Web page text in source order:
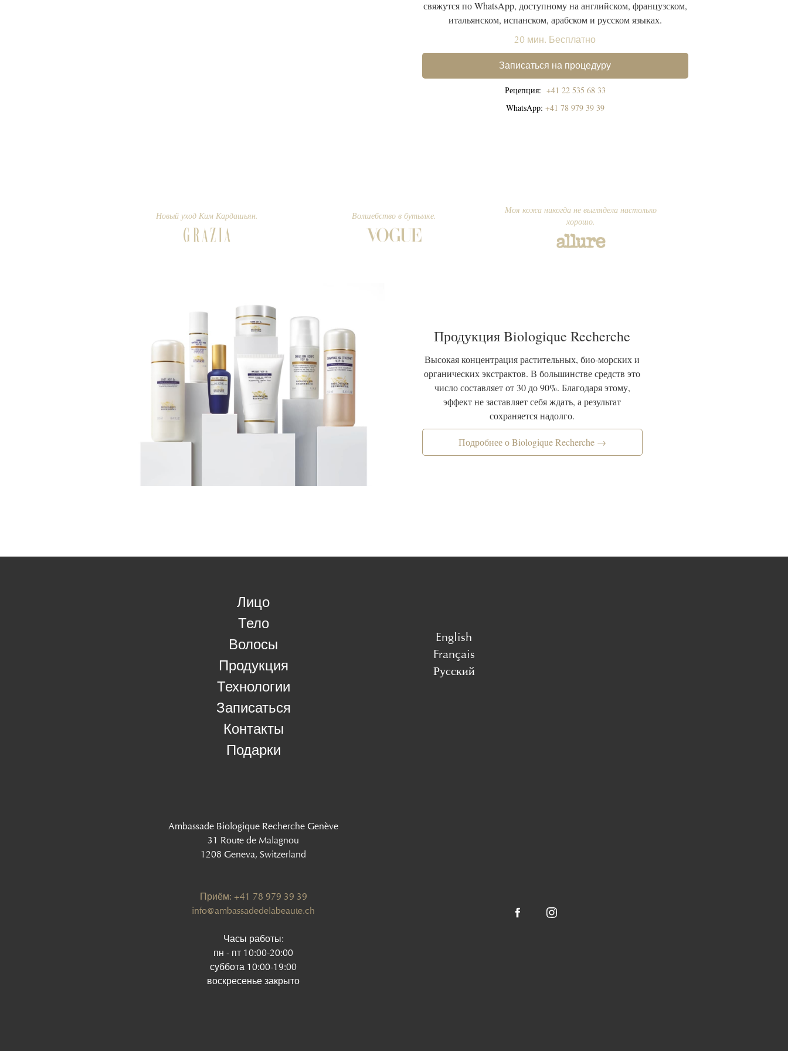
свяжутся по WhatsApp, доступному на английском, французском,
итальянском, испанском, арабском и русском языках.
20 мин. Бесплатно
Записаться на процедуру
Рецепция: +41 22 535 68 33
WhatsApp: +41 78 979 39 39
Волшебство в бутылке.
Новый уход Ким Кардашьян.
Моя кожа никогда не выглядела настолько
хорошо.
Продукция Biologique Recherche
Высокая концентрация растительных, био-морских и
органических экстрактов. В большинстве средств это
число составляет от 30 до 90%. Благодаря этому,
эффект не заставляет себя ждать, а результат
сохраняется надолго.
Подробнее о Biologique Recherche →
Лицо
Тело
Волосы
Продукция
Технологии
Записаться
Контакты
Подарки
English
Français
Русский
Ambassade Biologique Recherche Genève
31 Route de Malagnou
1208 Geneva, Switzerland
Приём: +41 78 979 39 39
info@ambassadedelabeaute.ch
Часы работы:
пн - пт 10:00-20:00
суббота 10:00-19:00
воскресенье закрыто